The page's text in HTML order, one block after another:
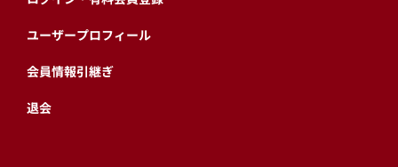
ユーザープロフィール
会員情報引継ぎ
退会